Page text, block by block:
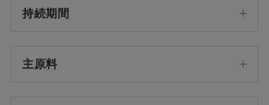
持続期間
主原料